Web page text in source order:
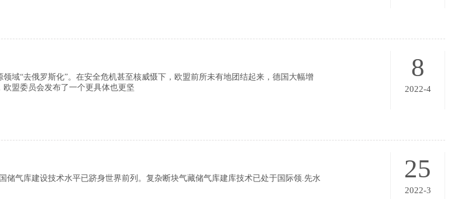
8
2022-4
域“去俄罗斯化”。在安全危机甚至核威慑下，欧盟前所未有地团结起来，德国大幅增
盟委员会发布了一个更具体也更坚
25
2022-3
气库建设技术水平已跻身世界前列。复杂断块气藏储气库建库技术已处于国际领.先水